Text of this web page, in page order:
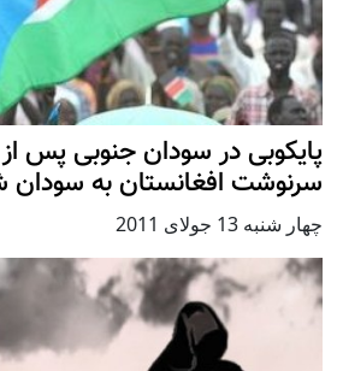
پایکوبی در سودان جنوبی پس از
سرنوشت افغانستان به سودان
چهار شنبه 13 جولای 2011